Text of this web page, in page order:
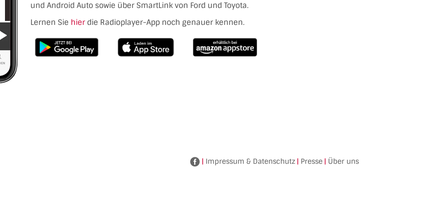
und Android Auto sowie über SmartLink von Ford und Toyota.
Lernen Sie hier die Radioplayer-App noch genauer kennen.
Facebook
| Impressum & Datenschutz | Presse | Über uns